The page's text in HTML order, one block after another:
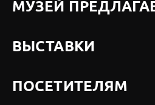
МУЗЕЙ
ВЫСТАВКИ
ПОСЕТИТЕЛЯМ